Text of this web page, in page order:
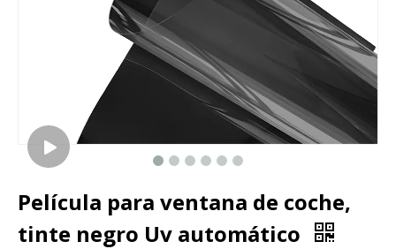
Película para ventana de coche,
tinte negro Uv automático